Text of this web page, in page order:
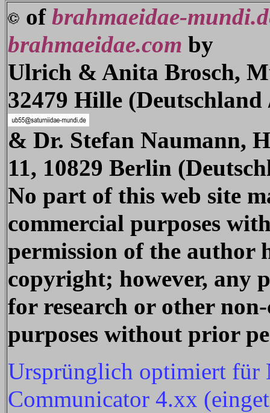
of brahmaeidae-
brahmaeidae.com by
Ulrich & Anita Brosch,
32479 Hille
& Dr. Stefan Naumann,
11, 10829 Berlin
No part of this web site
commercial purposes
permission of the author
copyright; however, any
for research or other
purposes without prior
Ursprünglich optimiert für
Communicator 4.xx